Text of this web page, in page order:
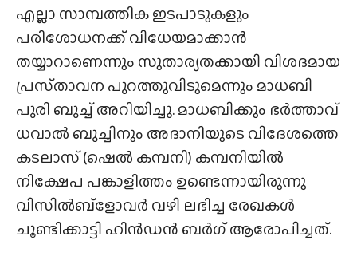
എല്ലാ സാമ്പത്തിക ഇടപാടുകളും
പരിശോധനക്ക് വിധേയമാക്കാൻ
തയ്യാറാണെന്നും സുതാര്യതക്കായി വിശദമായ
പ്രസ്‌താവന പുറത്തുവിടുമെന്നും മാധബി
പുരി ബുച്ച് അറിയിച്ചു. മാധബിക്കും ഭർത്താവ്
ധവാൽ ബുച്ചിനും അദാനിയുടെ വിദേശത്തെ
കടലാസ് (ഷെൽ കമ്പനി) കമ്പനിയിൽ
നിക്ഷേപ പങ്കാളിത്തം ഉണ്ടെന്നായിരുന്നു
വിസിൽബ്ളോവർ വഴി ലഭിച്ച രേഖകൾ
ചൂണ്ടിക്കാട്ടി ഹിൻഡൻ ബർഗ് ആരോപിച്ചത്.